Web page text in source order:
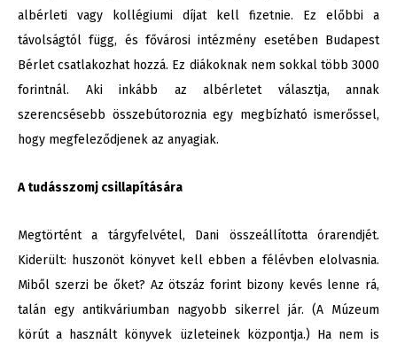
albérleti vagy kollégiumi díjat kell fizetnie. Ez előbbi a
távolságtól függ, és fővárosi intézmény esetében Budapest
Bérlet csatlakozhat hozzá. Ez diákoknak nem sokkal több 3000
forintnál. Aki inkább az albérletet választja, annak
szerencsésebb összebútoroznia egy megbízható ismerőssel,
hogy megfeleződjenek az anyagiak.
A tudásszomj csillapítására
Megtörtént a tárgyfelvétel, Dani összeállította órarendjét.
Kiderült: huszonöt könyvet kell ebben a félévben elolvasnia.
Miből szerzi be őket? Az ötszáz forint bizony kevés lenne rá,
talán egy antikváriumban nagyobb sikerrel jár. (A Múzeum
körút a használt könyvek üzleteinek központja.) Ha nem is